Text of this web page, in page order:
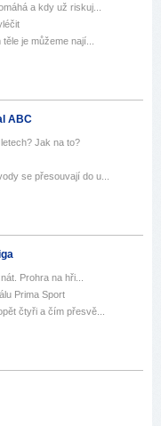
a kdy už riskuj...
je můžeme nají...
ABC
Jak na to?
se přesouvají do u...
Prohra na hři...
Prima Sport
čtyři a čím přesvě...